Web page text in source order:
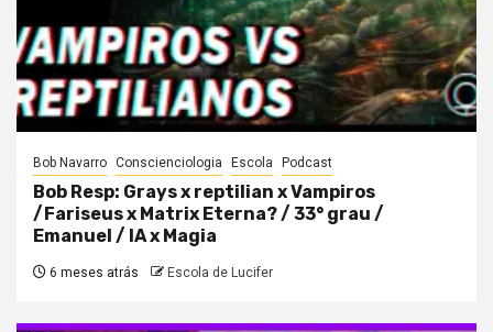
Bob Navarro Conscienciologia Escola Podcast
Bob Resp: Grays x reptilian x Vampiros
/Fariseus x Matrix Eterna? / 33° grau /
Emanuel / IA x Magia
6 meses atrás Escola de Lucifer